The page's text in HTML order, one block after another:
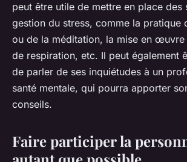
peut être utile de mettre en place des
gestion du stress, comme la pratique
ou de la méditation, la mise en œuvre
de respiration, etc. Il peut également
de parler de ses inquiétudes à un
santé mentale, qui pourra apporter
conseils.
Faire participer la